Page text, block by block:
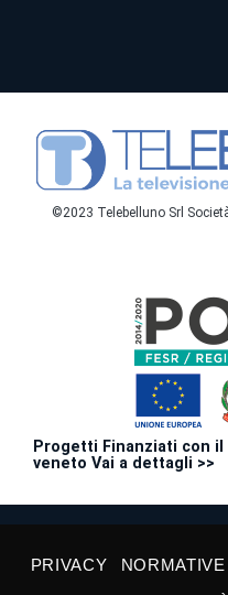
©2023 Telebelluno Srl
Progetti Finanziati con il
veneto Vai a dettagli >>
PRIVACY